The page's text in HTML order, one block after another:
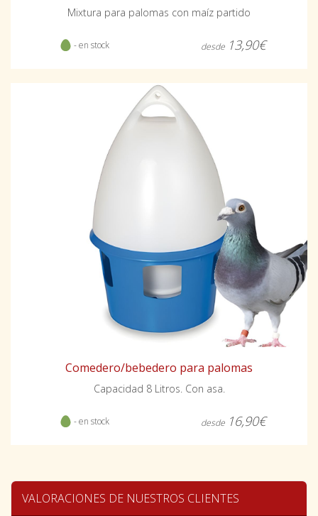
Mixtura para palomas con maíz partido
- en stock desde 13,90€
Comedero/bebedero para palomas
Capacidad 8 Litros. Con asa.
- en stock desde 16,90€
VALORACIONES DE NUESTROS CLIENTES